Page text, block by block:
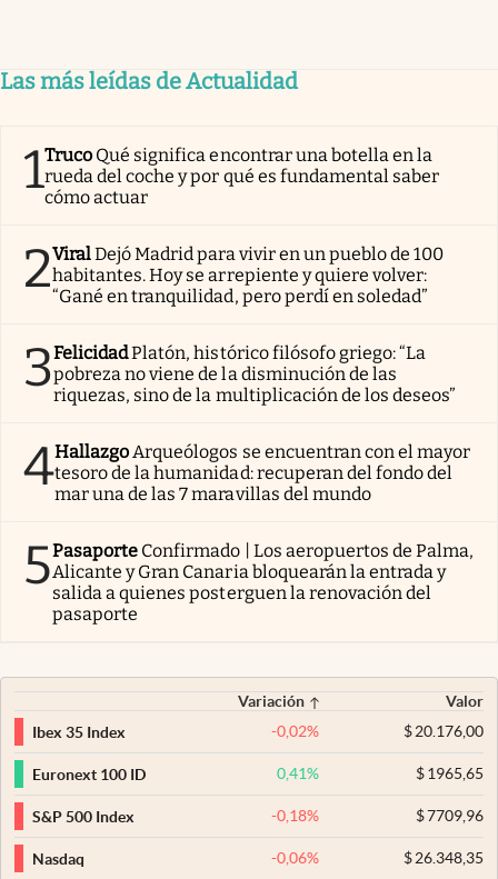
Las más leídas de Actualidad
1Truco Qué significa encontrar una botella en la
rueda del coche y por qué es fundamental saber
cómo actuar
2ViralDejó Madrid para vivir en un pueblo de 100
habitantes. Hoy se arrepiente y quiere volver:
“Gané en tranquilidad, pero perdí en soledad”
3FelicidadPlatón, histórico filósofo griego: “La
pobreza no viene de la disminución de las
riquezas, sino de la multiplicación de los deseos”
4HallazgoArqueólogos se encuentran con el mayor
tesoro de la humanidad: recuperan del fondo del
mar una de las 7 maravillas del mundo
5Pasaporte Confirmado | Los aeropuertos de Palma,
Alicante y Gran Canaria bloquearán la entrada y
salida a quienes posterguen la renovación del
pasaporte
Variación
Valor
Ibex 35 Index
-0,02% $20.176,00
Euronext 100 ID 0,41% $1965,65
S&P 500 Index -0,18% $7709,96
Nasdaq -0,06% $26.348,35